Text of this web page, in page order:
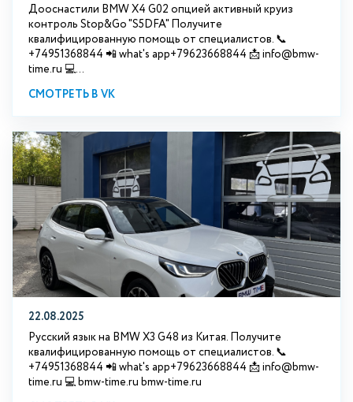
Дооснастили BMW X4 G02 опцией активный круиз
контроль Stop&Go "S5DFA" Получите
квалифицированную помощь от специалистов. 📞
+74951368844 📲 what's app+79623668844 📩 info@bmw-
time.ru 💻...
СМОТРЕТЬ В VK
22.08.2025
Русский язык на BMW X3 G48 из Китая. Получите
квалифицированную помощь от специалистов. 📞
+74951368844 📲 what's app+79623668844 📩 info@bmw-
time.ru 💻 bmw-time.ru bmw-time.ru